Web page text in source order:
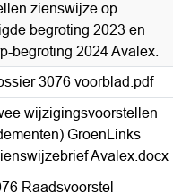
zienswijze op
begroting 2023 en
begroting 2024 Avalex.
3076 voorblad.pdf
wijzigingsvoorstellen
GroenLinks
Avalex.docx
Raadsvoorstel